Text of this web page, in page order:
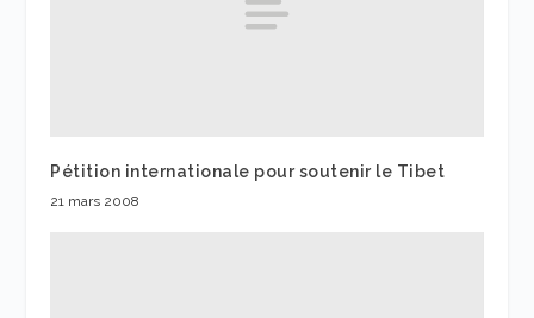
Pétition internationale pour soutenir le Tibet
21 mars 2008